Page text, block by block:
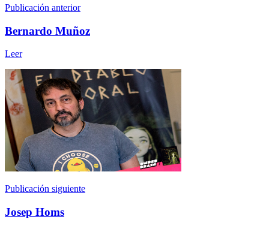
Publicación anterior
Bernardo Muñoz
Leer
Publicación siguiente
Josep Homs